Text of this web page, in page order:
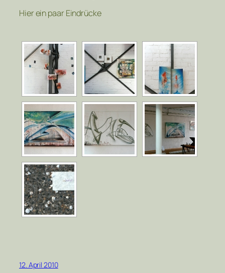
Hier ein paar Eindrücke
12. April 2010